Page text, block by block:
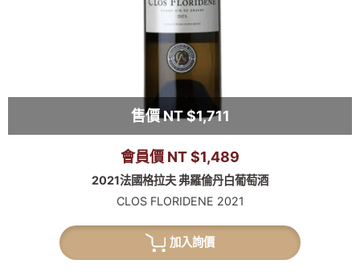
售價 NT $1,711
會員價 NT $1,489
2021法國格拉夫 弗羅倫丹白葡萄酒
CLOS FLORIDENE 2021
加入詢價